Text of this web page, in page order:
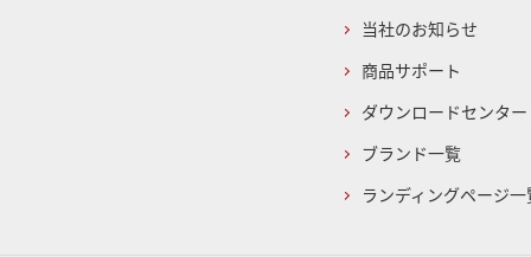
当社のお知らせ
商品サポート
ダウンロードセンター
ブランド一覧
ランディングページ一